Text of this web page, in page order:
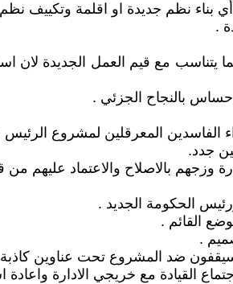
بناء نظم جديدة او اقلمة وتكييف
.
يتناسب مع قيم العمل الجديدة لان
بالنجاح الجزئي .
الفاسدين المعرقلين لمشروع الرئيس
جدد.
وزجهم بالاصلاح والاعتماد عليهم من
الحكومة الجديد .
القائم .
.
ضد المشروع تحت عناوين
القيادة مع خريجي الادارة واعادة